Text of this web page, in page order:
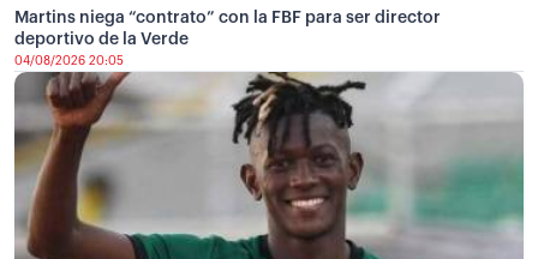
Martins niega “contrato” con la FBF para ser director
deportivo de la Verde
04/08/2026 20:05